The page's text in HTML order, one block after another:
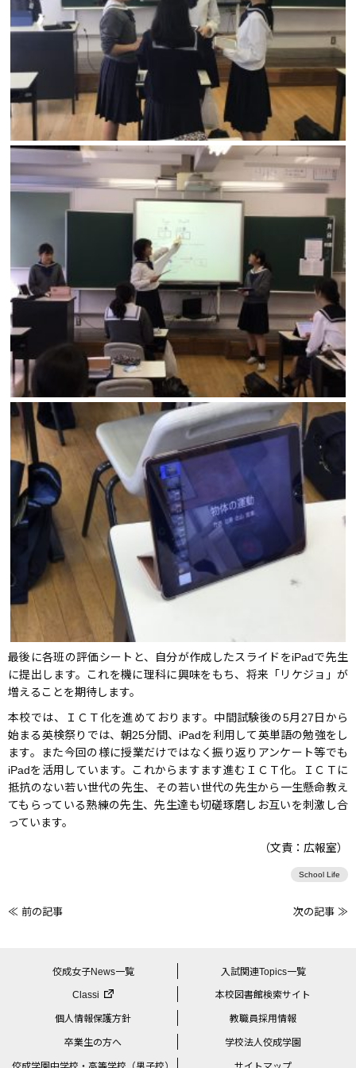
最後に各班の評価シートと、自分が作成したスライドをiPadで先生
に提出します。これを機に理科に興味をもち、将来「リケジョ」が
増えることを期待します。
本校では、ＩＣＴ化を進めております。中間試験後の5月27日から
始まる英検祭りでは、朝25分間、iPadを利用して英単語の勉強をし
ます。また今回の様に授業だけではなく振り返りアンケート等でも
iPadを活用しています。これからますます進むＩＣＴ化。ＩＣＴに
抵抗のない若い世代の先生、その若い世代の先生から一生懸命教え
てもらっている熟練の先生、先生達も切磋琢磨しお互いを刺激し合
っています。
（文責：広報室）
School Life
前
の
≪ 前の記事 次の記事 ≫
佼成女子News一覧 入試関連Topics一覧
Classi 本校図書館検索サイト
個人情報保護方針 教職員採用情報
卒業生の方へ 学校法人佼成学園